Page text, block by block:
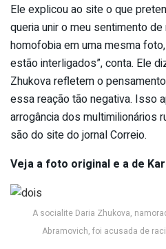
Ele explicou ao site o que
queria unir o meu sentimento
homofobia em uma mesma
estão interligados”, conta. Ele
Zhukova refletem o
essa reação tão negativa. Isso
arrogância dos multimilionários
são do site do jornal Correio.
Veja a foto original e a de
A socialite Daria Zhukova,
Abramovich, foi acusada de